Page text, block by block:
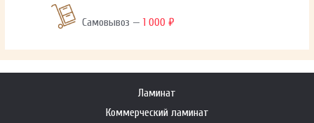
Самовывоз —1 000 ₽
Ламинат
Коммерческий ламинат